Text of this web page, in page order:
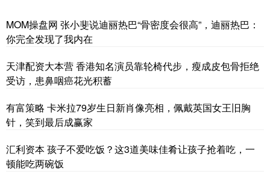
MOM操盘网 张小斐说迪丽热巴“骨密度会很高”，迪丽热巴：
你完全发现了我内在
天津配资大本营 香港知名演员靠轮椅代步，瘦成皮包骨拒绝
受访，患鼻咽癌花光积蓄
有富策略 卡米拉79岁生日新肖像亮相，佩戴英国女王旧胸
针，笑到最后成赢家
汇利资本 孩子不爱吃饭？这3道美味佳肴让孩子抢着吃，一
顿能吃两碗饭